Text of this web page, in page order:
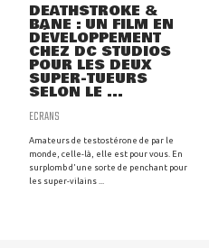
DEATHSTROKE &
BANE : UN FILM EN
DÉVELOPPEMENT
CHEZ DC STUDIOS
POUR LES DEUX
SUPER-TUEURS
SELON LE ...
ECRANS
Amateurs de testostérone de par le
monde, celle-là, elle est pour vous. En
surplomb d'une sorte de penchant pour
les super-vilains ...